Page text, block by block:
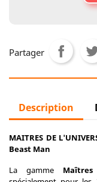
Partager
Description
MAITRES DE
Beast Man
La gamme